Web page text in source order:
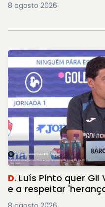
8 agosto 2026
D. Luís Pinto quer
e a respeitar